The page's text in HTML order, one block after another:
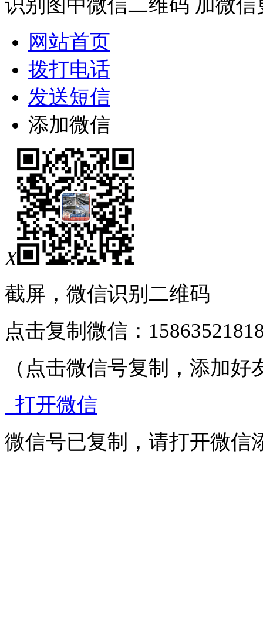
识别图中微信二维码 加微信
网站首页
拨打电话
发送短信
添加微信
X
截屏，微信识别二维码
点击复制微信：
（点击微信号复制，添加好
打开微信
微信号已复制，请打开微信